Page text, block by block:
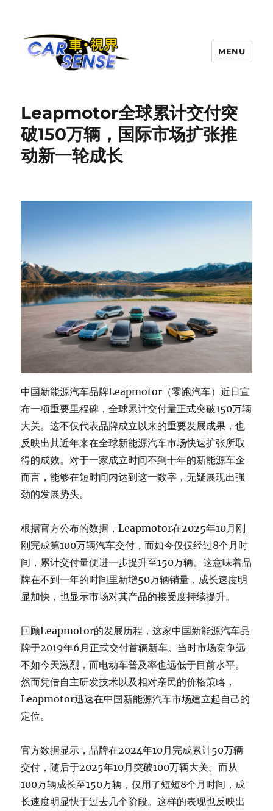
MENU
Leapmotor全球累计交付突
破150万辆，国际市场扩张推
动新一轮成长
中国新能源汽车品牌Leapmotor（零跑汽车）近日宣
布一项重要里程碑，全球累计交付量正式突破150万辆
大关。这不仅代表品牌成立以来的重要发展成果，也
反映出其近年来在全球新能源汽车市场快速扩张所取
得的成效。对于一家成立时间不到十年的新能源车企
而言，能够在短时间内达到这一数字，无疑展现出强
劲的发展势头。
根据官方公布的数据，Leapmotor在2025年10月刚
刚完成第100万辆汽车交付，而如今仅仅经过8个月时
间，累计交付量便进一步提升至150万辆。这意味着品
牌在不到一年的时间里新增50万辆销量，成长速度明
显加快，也显示市场对其产品的接受度持续提升。
回顾Leapmotor的发展历程，这家中国新能源汽车品
牌于2019年6月正式交付首辆新车。当时市场竞争远
不如今天激烈，而电动车普及率也远低于目前水平。
然而凭借自主研发技术以及相对亲民的价格策略，
Leapmotor迅速在中国新能源汽车市场建立起自己的
定位。
官方数据显示，品牌在2024年10月完成累计50万辆
交付，随后于2025年10月突破100万辆大关。而从
100万辆成长至150万辆，仅用了短短8个月时间，成
长速度明显快于过去几个阶段。这样的表现也反映出